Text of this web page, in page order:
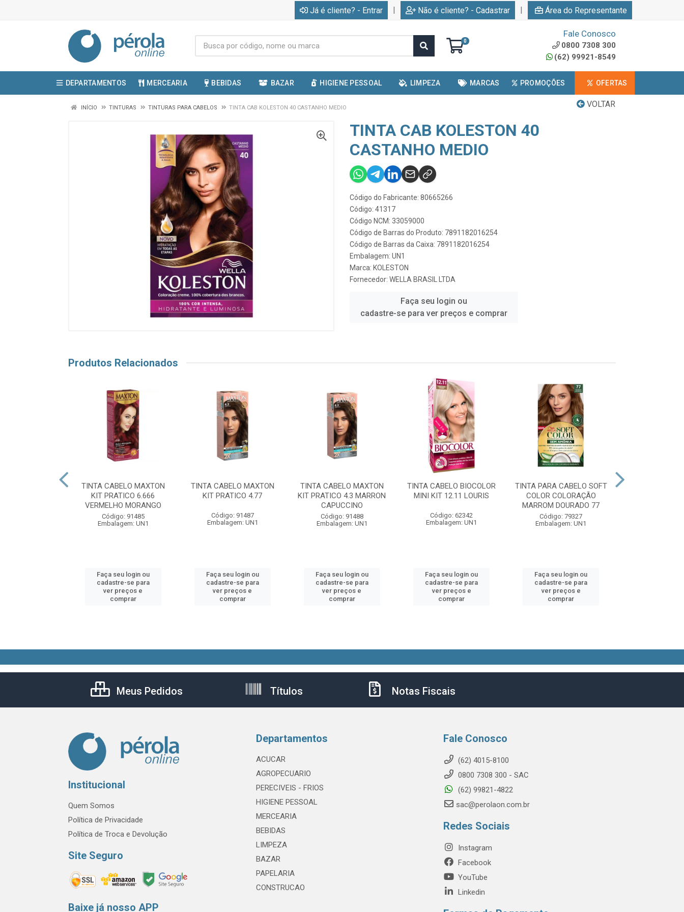
Já é cliente? - Entrar | Não é cliente? - Cadastrar | Área do Representante
0
Fale Conosco
0800 7308 300
(62) 99921-8549
DEPARTAMENTOS MERCEARIA BEBIDAS BAZAR HIGIENE PESSOAL LIMPEZA MARCAS PROMOÇÕES OFERTAS
VOLTAR
INÍCIO TINTURAS TINTURAS PARA CABELOS TINTA CAB KOLESTON 40 CASTANHO MEDIO
TINTA CAB KOLESTON 40
CASTANHO MEDIO
Código do Fabricante: 80665266
Código: 41317
Código NCM: 33059000
Código de Barras do Produto: 7891182016254
Código de Barras da Caixa: 7891182016254
Embalagem: UN1
Marca: KOLESTON
Fornecedor: WELLA BRASIL LTDA
Faça seu login ou
cadastre-se para ver preços e comprar
Produtos Relacionados
TINTA CABELO MAXTON
KIT PRATICO 6.666
VERMELHO MORANGO
Código: 91485
Embalagem: UN1
Faça seu login ou
cadastre-se para
ver preços e
comprar
TINTA CABELO MAXTON
KIT PRATICO 4.77
Código: 91487
Embalagem: UN1
Faça seu login ou
cadastre-se para
ver preços e
comprar
TINTA CABELO MAXTON
KIT PRATICO 4.3 MARRON
CAPUCCINO
Código: 91488
Embalagem: UN1
Faça seu login ou
cadastre-se para
ver preços e
comprar
TINTA CABELO BIOCOLOR
MINI KIT 12.11 LOURIS
Código: 62342
Embalagem: UN1
Faça seu login ou
cadastre-se para
ver preços e
comprar
TINTA PARA CABELO SOFT
COLOR COLORAÇÃO
MARROM DOURADO 77
Código: 79327
Embalagem: UN1
Faça seu login ou
cadastre-se para
ver preços e
comprar
Meus Pedidos Títulos Notas Fiscais
Institucional
Quem Somos
Política de Privacidade
Política de Troca e Devolução
Site Seguro
Baixe já nosso APP
Departamentos
ACUCAR
AGROPECUARIO
PERECIVEIS - FRIOS
HIGIENE PESSOAL
MERCEARIA
BEBIDAS
LIMPEZA
BAZAR
PAPELARIA
CONSTRUCAO
Fale Conosco
(62) 4015-8100
0800 7308 300 - SAC
(62) 99821-4822
sac@perolaon.com.br
Redes Sociais
Instagram
Facebook
YouTube
Linkedin